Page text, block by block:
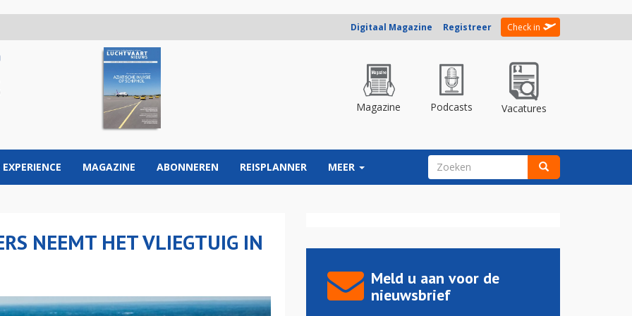
Digitaal Magazine Registreer Check in
Magazine Podcasts Vacatures
EXPERIENCE MAGAZINE ABONNEREN REISPLANNER MEER ZOEKVELD
NEEMT HET VLIEGTUIG IN
Meld u aan voor de
nieuwsbrief